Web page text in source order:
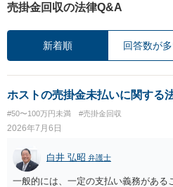
売掛金回収の法律Q&A
新着順 回答数が
ホストの売掛金未払いに関する
#50〜100万円未満 #売掛金回収
2026年7月6日
白井 弘昭 弁護士
一般的には、一定の支払い義務がある